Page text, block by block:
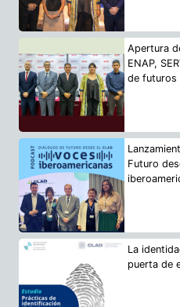
Apertura
ENAP,
de futuros
Futuro
La
puerta de